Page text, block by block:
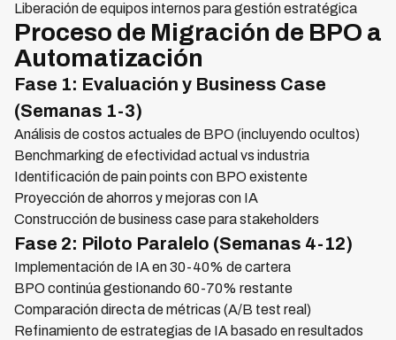
Liberación de equipos internos para gestión estratégica
Proceso de Migración de BPO a
Automatización
Fase 1: Evaluación y Business Case
(Semanas 1-3)
Análisis de costos actuales de BPO (incluyendo ocultos)
Benchmarking de efectividad actual vs industria
Identificación de pain points con BPO existente
Proyección de ahorros y mejoras con IA
Construcción de business case para stakeholders
Fase 2: Piloto Paralelo (Semanas 4-12)
Implementación de IA en 30-40% de cartera
BPO continúa gestionando 60-70% restante
Comparación directa de métricas (A/B test real)
Refinamiento de estrategias de IA basado en resultados